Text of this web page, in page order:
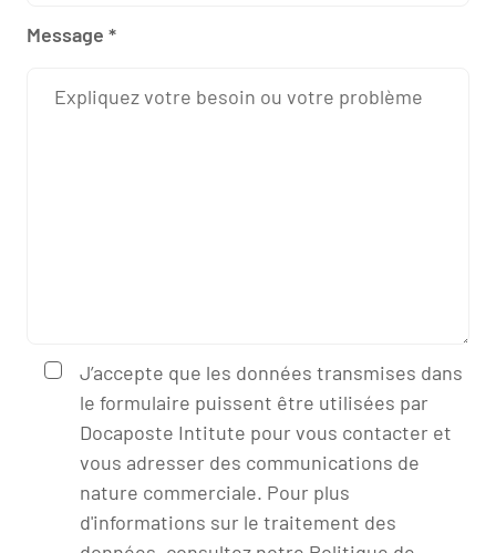
Message *
J’accepte que les données transmises dans
le formulaire puissent être utilisées par
Docaposte Intitute pour vous contacter et
vous adresser des communications de
nature commerciale. Pour plus
d'informations sur le traitement des